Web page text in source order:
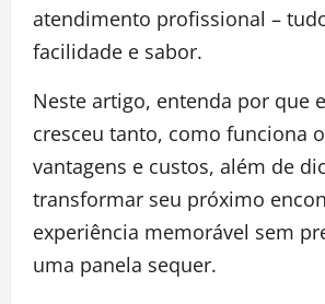
atendimento profissional –
facilidade e sabor.
Neste artigo, entenda por que
cresceu tanto, como funciona
vantagens e custos, além de
transformar seu próximo
experiência memorável sem
uma panela sequer.